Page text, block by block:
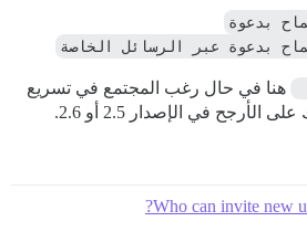
بدعوة
بدعوة عبر الرسائل الخاصة
هنا في حال رغب المجتمع في تسريع
الأرجح في الإصدار 2.5 أو 2.6.
Who can invite new